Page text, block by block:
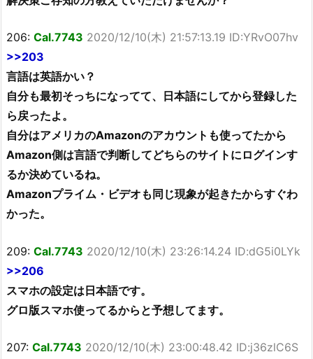
206: Cal.7743 2020/12/10(木) 21:57:13.19 ID:YRvO07hv
>>203
言語は英語かい？
自分も最初そっちになってて、日本語にしてから登録した
ら戻ったよ。
自分はアメリカのAmazonのアカウントも使ってたから
Amazon側は言語で判断してどちらのサイトにログインす
るか決めているね。
Amazonプライム・ビデオも同じ現象が起きたからすぐわ
かった。
209: Cal.7743 2020/12/10(木) 23:26:14.24 ID:dG5i0LYk
>>206
スマホの設定は日本語です。
グロ版スマホ使ってるからと予想してます。
207: Cal.7743 2020/12/10(木) 23:00:48.42 ID:j36zlC6S